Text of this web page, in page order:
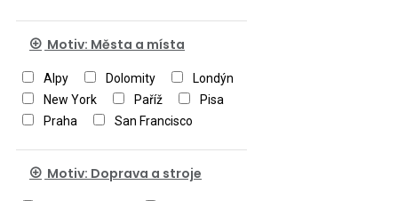
Motiv: Města a místa
Alpy Dolomity
Londýn
New York
Paříž
Pisa
Praha
San Francisco
Motiv: Doprava a stroje